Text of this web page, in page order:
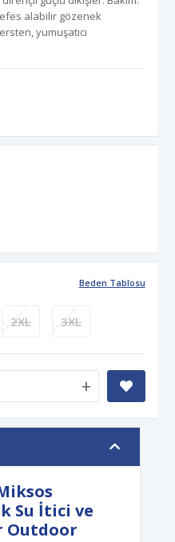
alabilir gözenek
yumuşatıcı
Beden Tablosu
2XL 3XL
+
Su İtici ve
Outdoor